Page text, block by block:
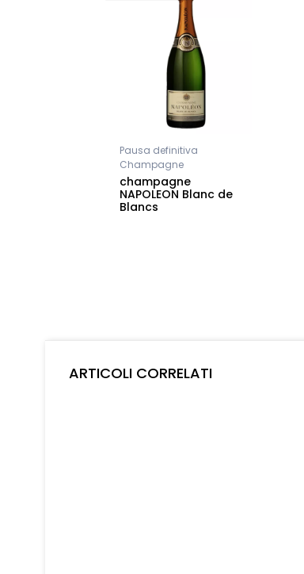
Pausa definitiva
Champagne
champagne
NAPOLEON Blanc de
Blancs
ARTICOLI CORRELATI